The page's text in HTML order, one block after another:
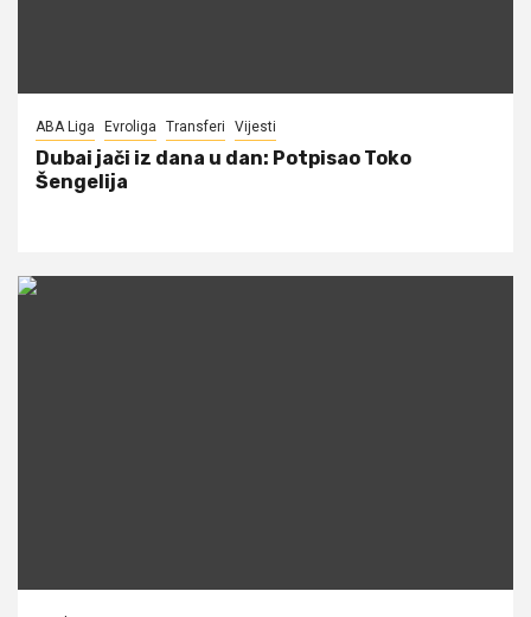
ABA Liga Evroliga Transferi Vijesti
Dubai jači iz dana u dan: Potpisao Toko
Šengelija